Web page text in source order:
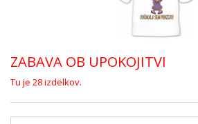
ZABAVA OB UPOKOJITVI
Tu je 28 izdelkov.